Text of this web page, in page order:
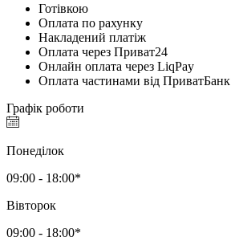
Готівкою
Оплата по рахунку
Накладений платіж
Оплата через Приват24
Онлайн оплата через LiqPay
Оплата частинами від ПриватБанк
Графік роботи
Понеділок
09:00 - 18:00*
Вівторок
09:00 - 18:00*